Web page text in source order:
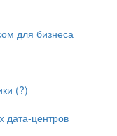
для бизнеса
(?)
дата-центров